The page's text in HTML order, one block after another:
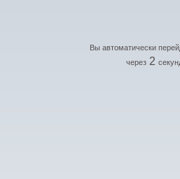
Вы автоматически
через 2